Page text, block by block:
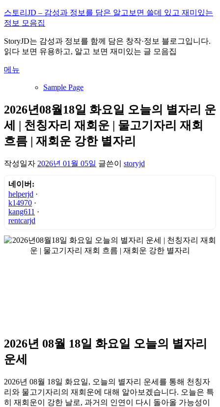
내
용
로
바
가
스토리JD – 감성과 정보를 담은 알고보면 쓸데 있고 재미있는
정보 모음집
StoryJD는 감성과 정보를 함께 담은 창작·정보 블로그입니다.
읽다 보면 유용하고, 알고 보면 재미있는 글 모음집
메뉴
Sample Page
2026년08월18일 화요일 오늘의 별자리 운
세 | 천칭자리 재회운 | 물고기자리 재회
흐름 | 재회운 강한 별자리
작성일자 2026년 01월 05일 글쓴이 storyjd
네이버:
helperjd ·
k14970 ·
kang611 ·
rentcarjd
2026년 08월 18일 화요일 오늘의 별자리
운세
2026년 08월 18일 화요일, 오늘의 별자리 운세를 통해 천칭자
리와 물고기자리의 재회운에 대해 알아보겠습니다. 오늘은 특
히 재회운이 강한 날로, 과거의 인연이 다시 돌아올 가능성이